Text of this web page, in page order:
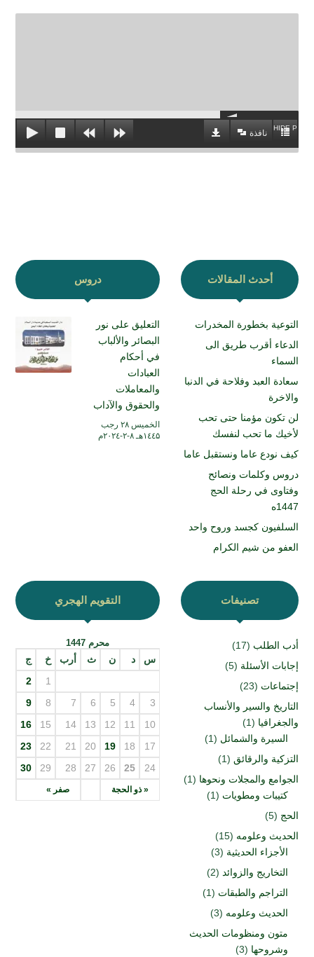
HIDE
نافذة
أحدث المقالات
التوعية بخطورة المخدرات
الدعاء أقرب طريق الى
السماء
سعادة العبد وفلاحة في الدنبا
والاخرة
لن تكون مؤمنا حتى تحب
لأخيك ما تحب لنفسك
كيف نودع عاما ونستقبل عاما
دروس وكلمات ونصائح
وفتاوى في رحلة الحج
1447ه
السلفيون كجسد وروح واحد
العفو من شيم الكرام
دروس
التعليق على نور
البصائر والألباب
في أحكام
العبادات
والمعاملات
والحقوق والآداب
الخميس ۲۸ رجب
۱٤٤۵هـ ۸-۲-۲۰۲٤م
تصنيفات
أدب الطلب (17)
إجابات الأسئلة (5)
إجتماعات (23)
التاريخ والسير والأنساب
والجغرافيا (1)
السيرة والشمائل (1)
التزكية والرقائق (1)
الجوامع والمجلات ونحوها (1)
كتيبات ومطويات (1)
الحج (5)
الحديث وعلومه (15)
الأجزاء الحديثية (3)
التخاريج والزوائد (2)
التراجم والطبقات (1)
الحديث وعلومه (3)
متون ومنظومات الحديث
وشروحها (3)
التقويم الهجري
محرم 1447
س د ن ث أرب خ ج
« ذو الحجة صفر »
1
2
3
4
5
6
7
8
9
10
11
12
13
14
15
16
17
18
19
20
21
22
23
24
25
26
27
28
29
30